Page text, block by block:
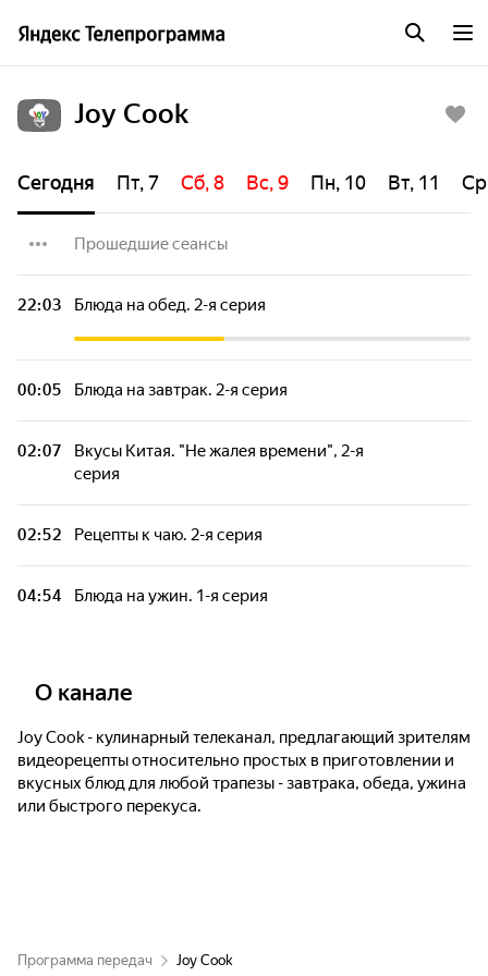
Joy Cook
Сегодня Пт, 7 Сб, 8 Вс, 9 Пн, 10 Вт, 11
Прошедшие сеансы
Рецепты к чаю. 2-я серия
Блюда на ужин. 1-я серия
Бутерброд за минуту. 3-я серия
Блюда на обед. 1-я серия
Блюда для перекуса. 2-я серия
Блюда на обед. 2-я серия
Блюда для перекуса. 1-я серия
Блюда на ужин. 2-я серия
22:03 Блюда на обед. 2-я серия
00:05 Блюда на завтрак. 2-я серия
02:07
Вкусы Китая. "Не жалея времени", 2-я
серия
02:52 Рецепты к чаю. 2-я серия
04:54 Блюда на ужин. 1-я серия
О канале
Joy Cook - кулинарный телеканал, предлагающий зрителям
видеорецепты относительно простых в приготовлении и
вкусных блюд для любой трапезы - завтрака, обеда, ужина
или быстрого перекуса.
Программа передач Joy Cook